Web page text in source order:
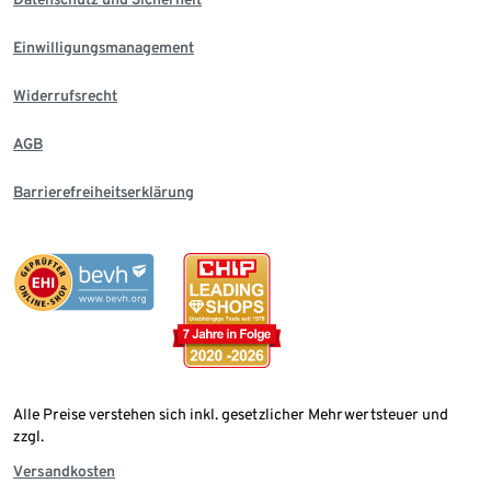
Einwilligungsmanagement
Widerrufsrecht
AGB
Barrierefreiheitserklärung
Alle Preise verstehen sich inkl. gesetzlicher Mehrwertsteuer und
zzgl.
Versandkosten